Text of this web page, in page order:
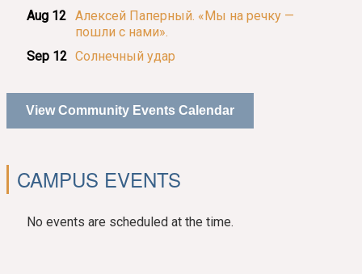
Aug 12
Алексей Паперный. «Мы на речку —
пошли с нами».
Sep 12 Солнечный удар
View Community Events Calendar
CAMPUS EVENTS
No events are scheduled at the time.